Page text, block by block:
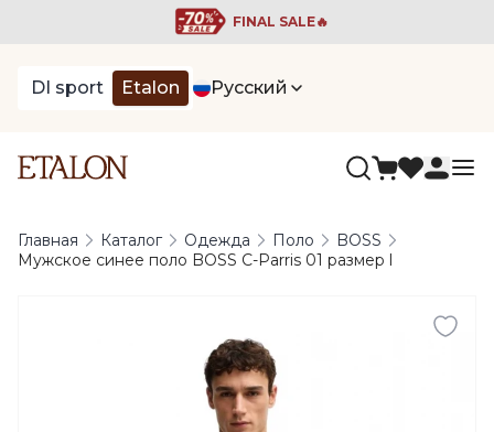
FINAL SALE🔥
DI sport Etalon Русский
Главная Каталог Одежда Поло
BOSS
Мужское синее поло BOSS C-Parris 01 размер l